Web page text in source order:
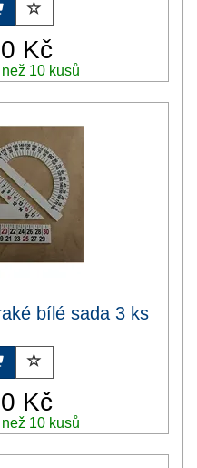
Kč
10 kusů
bílé sada 3 ks
Kč
10 kusů